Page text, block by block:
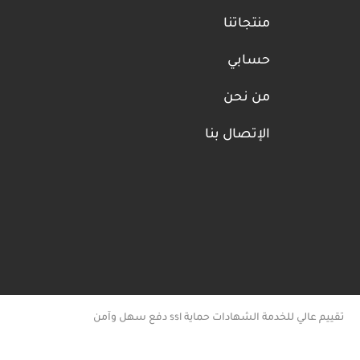
منتجاتنا
حسابي
من نحن
الإتصال بنا
تقييم عالي للخدمة الشهادات حماية ssl دفع سهل وآمن